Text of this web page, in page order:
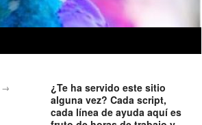
→
¿Te ha servido este sitio
alguna vez? Cada script,
cada línea de ayuda aquí es